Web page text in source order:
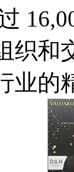
织和
业的